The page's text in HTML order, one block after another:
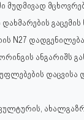
გაცემის
N27
ანგარიშს